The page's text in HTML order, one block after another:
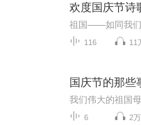
欢度国庆节
116 11
国庆节的那些
6 2万